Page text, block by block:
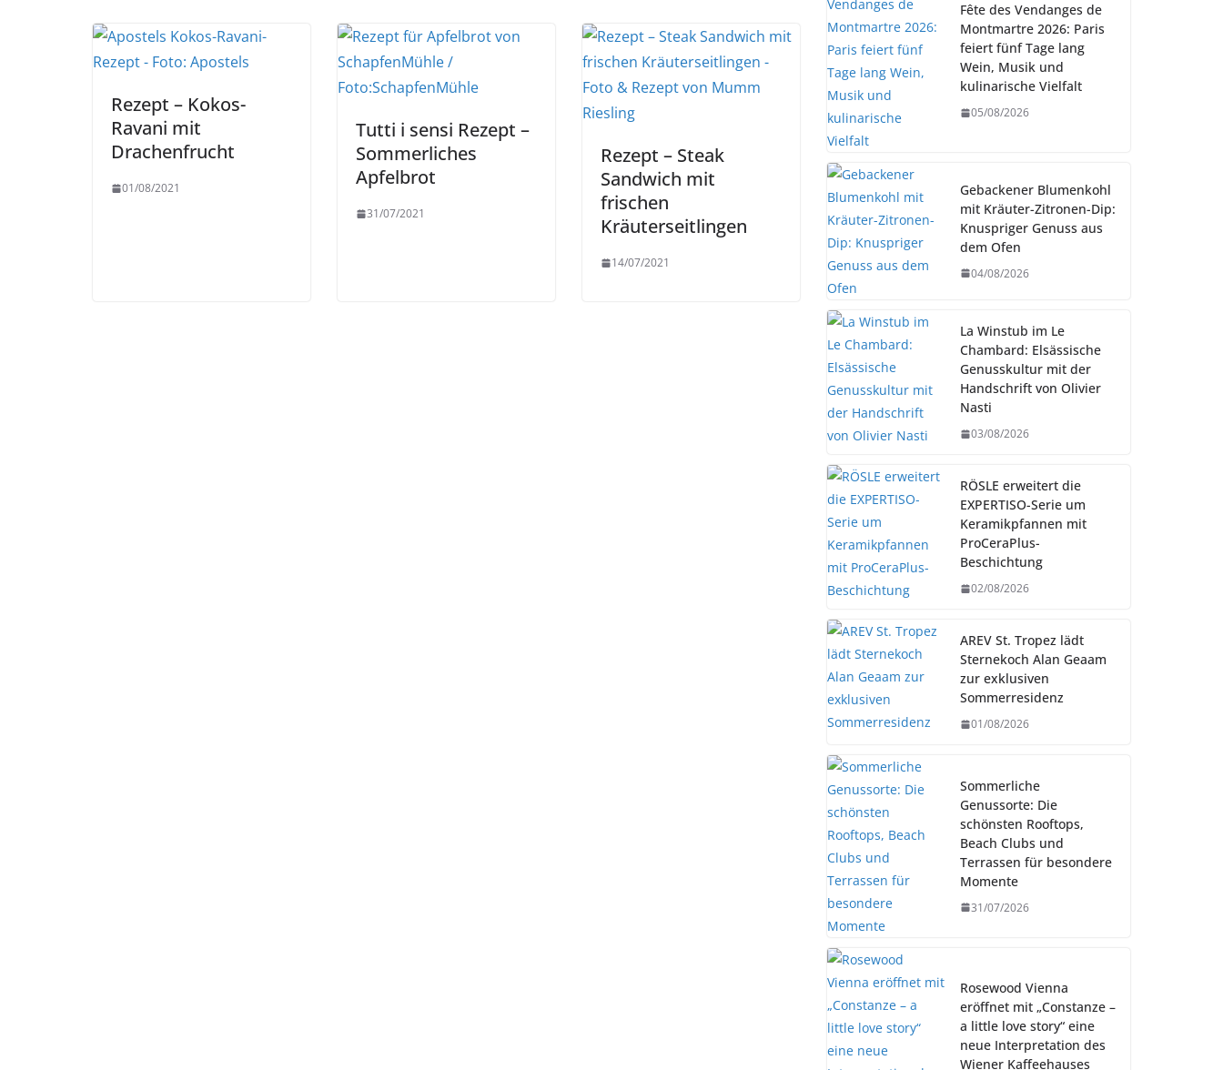
Rezept – Kokos-
Ravani mit
Drachenfrucht
01/08/2021
Tutti i sensi Rezept –
Sommerliches
Apfelbrot
31/07/2021
Rezept – Steak
Sandwich mit
frischen
Kräuterseitlingen
14/07/2021
Fête des Vendanges de
Montmartre 2026: Paris
feiert fünf Tage lang
Wein, Musik und
kulinarische Vielfalt
05/08/2026
Gebackener Blumenkohl
mit Kräuter-Zitronen-Dip:
Knuspriger Genuss aus
dem Ofen
04/08/2026
La Winstub im Le
Chambard: Elsässische
Genusskultur mit der
Handschrift von Olivier
Nasti
03/08/2026
RÖSLE erweitert die
EXPERTISO-Serie um
Keramikpfannen mit
ProCeraPlus-
Beschichtung
02/08/2026
AREV St. Tropez lädt
Sternekoch Alan Geaam
zur exklusiven
Sommerresidenz
01/08/2026
Sommerliche
Genussorte: Die
schönsten Rooftops,
Beach Clubs und
Terrassen für besondere
Momente
31/07/2026
Rosewood Vienna
eröffnet mit „Constanze –
a little love story“ eine
neue Interpretation des
Wiener Kaffeehauses